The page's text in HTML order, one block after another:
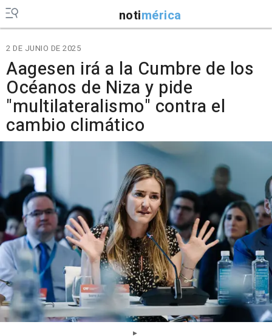
notimérica
2 DE JUNIO DE 2025
Aagesen irá a la Cumbre de los
Océanos de Niza y pide
"multilateralismo" contra el
cambio climático